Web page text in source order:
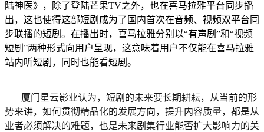
陆神医》，除了登陆芒果TV之外，也在喜马拉雅平台同步播
出，这也使得这部短剧成为了国内首次在音频、视频双平台同
步联播的短剧。在播出时，喜马拉雅分别以“有声剧”和“视频
短剧”两种形式向用户呈现，这意味着用户不仅能在喜马拉雅
站内听短剧，同时也能看短剧。
厦门星云影业认为，短剧的未来要长期耕耘，从当前的形
势来讲，如何贯彻精品化的发展方向，提升内容质量，都是从
业者必须解决的难题，也是未来剧集行业能否扩大影响力的关